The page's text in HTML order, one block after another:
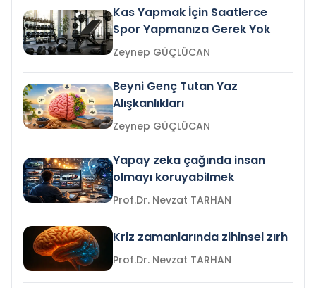
Kas Yapmak İçin Saatlerce
Spor Yapmanıza Gerek Yok
Zeynep GÜÇLÜCAN
Beyni Genç Tutan Yaz
Alışkanlıkları
Zeynep GÜÇLÜCAN
Yapay zeka çağında insan
olmayı koruyabilmek
Prof.Dr. Nevzat TARHAN
Kriz zamanlarında zihinsel zırh
Prof.Dr. Nevzat TARHAN